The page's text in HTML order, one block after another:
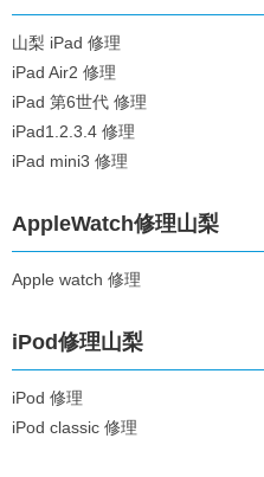
山梨 iPad 修理
iPad Air2 修理
iPad 第6世代 修理
iPad1.2.3.4 修理
iPad mini3 修理
AppleWatch修理山梨
Apple watch 修理
iPod修理山梨
iPod 修理
iPod classic 修理